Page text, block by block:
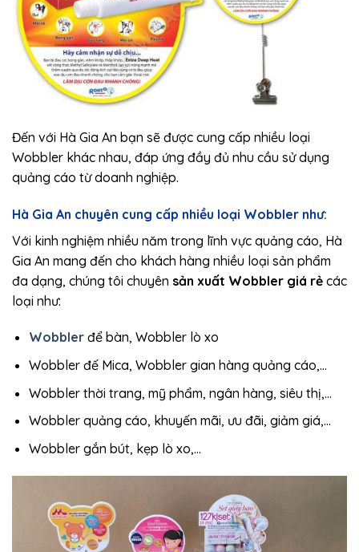
Đến với Hà Gia An bạn sẽ được cung cấp nhiều loại
Wobbler khác nhau, đáp ứng đầy đủ nhu cầu sử dụng
quảng cáo từ doanh nghiệp.
Hà Gia An chuyên cung cấp nhiều loại Wobbler như:
Với kinh nghiệm nhiều năm trong lĩnh vực quảng cáo, Hà
Gia An mang đến cho khách hàng nhiều loại sản phẩm
đa dạng, chúng tôi chuyên sản xuất Wobbler giá rẻ các
loại như:
Wobblerđể bàn, Wobbler lò xo
Wobbler đế Mica, Wobbler gian hàng quảng cáo,…
Wobbler thời trang, mỹ phẩm, ngân hàng, siêu thị,…
Wobbler quảng cáo, khuyến mãi, ưu đãi, giảm giá,…
Wobbler gắn bút, kẹp lò xo,…